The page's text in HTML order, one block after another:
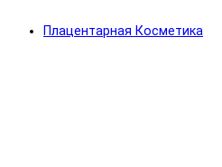
Плацентарная Косметика